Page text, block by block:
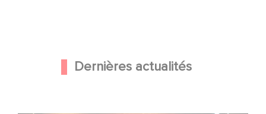
Dernières actualités